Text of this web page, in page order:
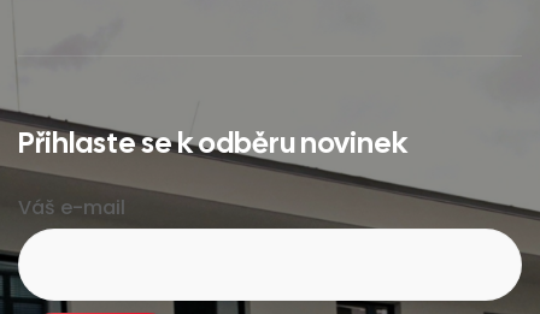
Přihlaste se k odběru novinek
Váš e-mail